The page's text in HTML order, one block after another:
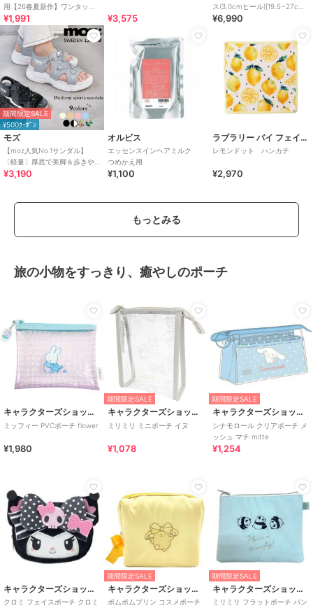
用【26春夏新作】ワンタッチ
晴雨兼用 折りたたみ傘 /G-
0601
¥1,991 ¥3,575
ス(3.0cmヒール)[19.5~27cm]
ラクチンきれいシューズ
¥6,990
期間限定SALE
¥500ｸｰﾎﾟﾝ
モズ
【moz人気No.1サンダル】
〔軽量〕厚底で美脚＆歩きや
すい！疲れにくいフィット感
¥3,190
オルビス
エッセンスインヘアミルク
つめかえ用
¥1,100
ラブラリー バイ フェイラー
レモンドット ハンカチ
¥2,970
もっとみる
旅の小物をすっきり、癒やしのポーチ
キャラクターズショップ ラフラフ
ミッフィー PVCポーチ flower
¥1,980
期間限定SALE
キャラクターズショップ ラフラフ
ミリミリ ミニポーチ イヌ
¥1,078
期間限定SALE
キャラクターズショップ ラフラフ
シナモロール クリアポーチ メ
ッシュ マチ mitte
¥1,254
キャラクターズショップ ラフラフ
クロミ フェイスポーチ クロミ
期間限定SALE
キャラクターズショップ ラフラフ
ポムポムプリン コスメポーチ
期間限定SALE
キャラクターズショップ ラフラフ
ミリミリ フラットポーチ パン